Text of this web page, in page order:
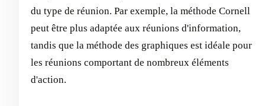
du type de réunion. Par exemple, la méthode Cornell
peut être plus adaptée aux réunions d'information,
tandis que la méthode des graphiques est idéale pour
les réunions comportant de nombreux éléments
d'action.